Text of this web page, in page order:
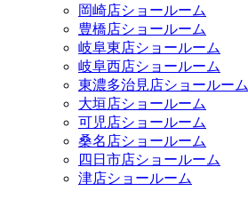
岡崎店ショールーム
豊橋店ショールーム
岐阜東店ショールーム
岐阜西店ショールーム
東濃多治見店ショールーム
大垣店ショールーム
可児店ショールーム
桑名店ショールーム
四日市店ショールーム
津店ショールーム